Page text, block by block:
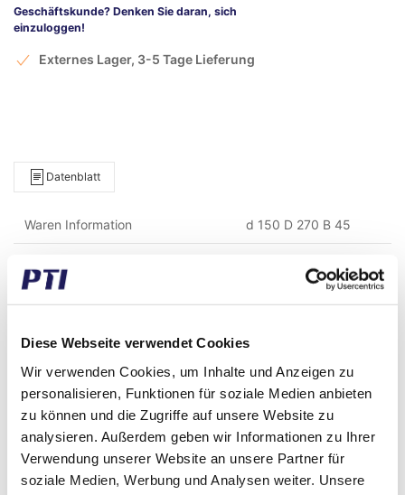
Diese Webseite verwendet Cookies
Wir verwenden Cookies, um Inhalte und Anzeigen zu
personalisieren, Funktionen für soziale Medien anbieten
zu können und die Zugriffe auf unsere Website zu
analysieren. Außerdem geben wir Informationen zu Ihrer
Verwendung unserer Website an unsere Partner für
soziale Medien, Werbung und Analysen weiter. Unsere
Geschäftskunde? Denken Sie daran, sich
einzuloggen!
Externes Lager, 3-5 Tage Lieferung
Datenblatt
Waren Information d 150 D 270 B 45
Gewicht (kg) 11,45
Zolltarifnummer 8482109000
GTIN / EAN 4012801278812
Innen Durchmesser (mm)
Aussen Durchmesser (mm) 270